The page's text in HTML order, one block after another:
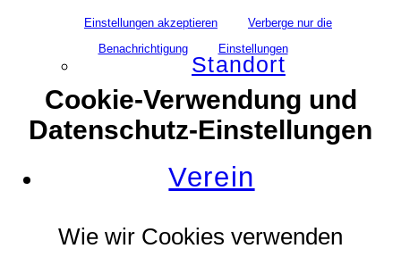
Standort
Verein
Einstellungen akzeptieren
Verberge nur die
Benachrichtigung
Einstellungen
Cookie-Verwendung und
Datenschutz-Einstellungen
Wie wir Cookies verwenden